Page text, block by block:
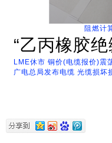
阻燃计
“乙丙橡胶
LME休市 铜价(电缆报价)震
广电总局发布电缆 光缆损坏